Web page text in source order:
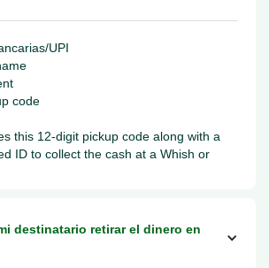
UPI
code
this 12-digit pickup code along with a
ID to collect the cash at a Whish or
destinatario retirar el dinero en